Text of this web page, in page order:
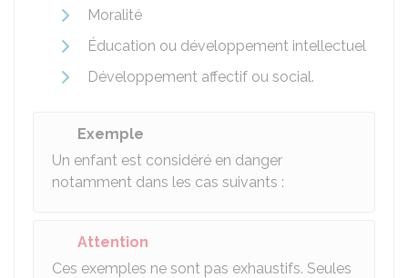
Moralité
Éducation ou développement intellectuel
Développement affectif ou social.
Exemple
Un enfant est considéré en danger
notamment dans les cas suivants :
Attention
Ces exemples ne sont pas exhaustifs. Seules